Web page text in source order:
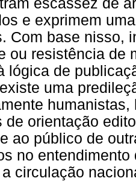
escassez de
e exprimem
Com base nisso,
ou resistência de
lógica de
uma
de orientação
ao público de
no
circulação